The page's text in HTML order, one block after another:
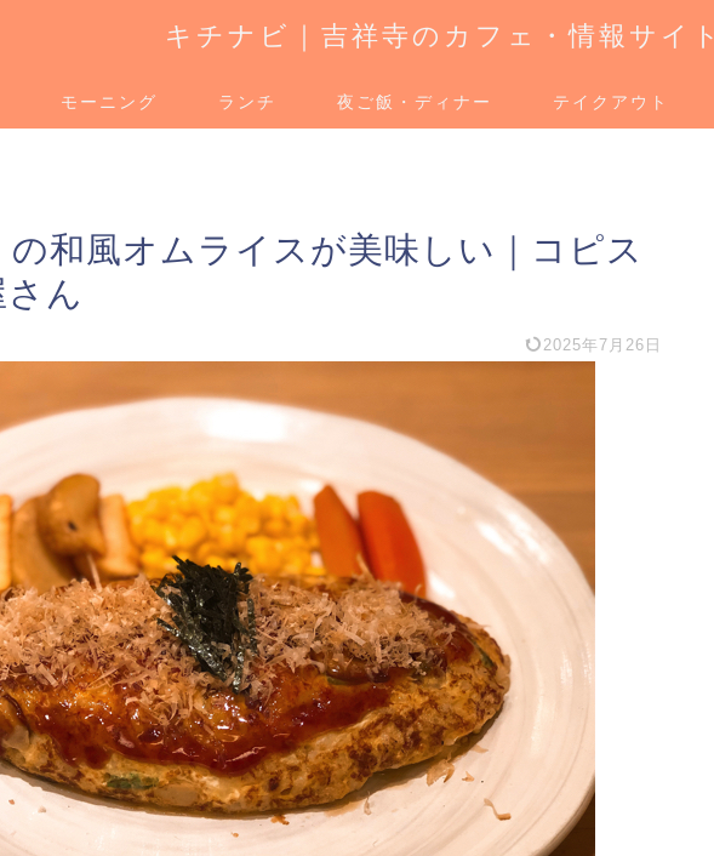
キチナビ｜吉祥寺のカフェ・情報サイト
モーニング ランチ 夜ご飯・ディナー テイクアウト
の和風オムライスが美味しい｜コピス
ん
2025年7月26日